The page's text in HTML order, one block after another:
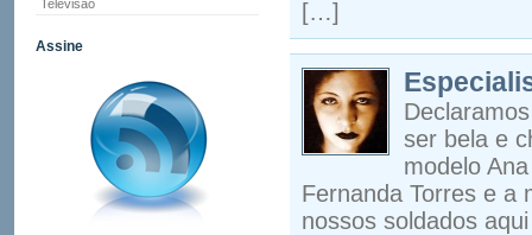
Televisão
Assine
[…]
ser bela e
modelo
Fernanda Torres e a
nossos soldados